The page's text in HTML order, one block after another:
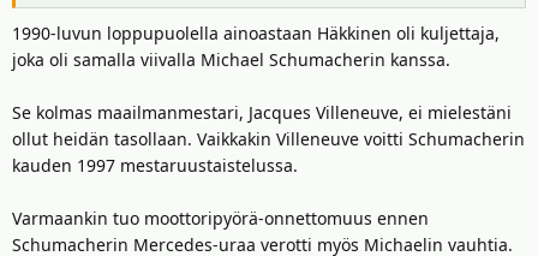
1990-luvun loppupuolella ainoastaan Häkkinen oli kuljettaja,
joka oli samalla viivalla Michael Schumacherin kanssa.
Se kolmas maailmanmestari, Jacques Villeneuve, ei mielestäni
ollut heidän tasollaan. Vaikkakin Villeneuve voitti Schumacherin
kauden 1997 mestaruustaistelussa.
Varmaankin tuo moottoripyörä-onnettomuus ennen
Schumacherin Mercedes-uraa verotti myös Michaelin vauhtia.